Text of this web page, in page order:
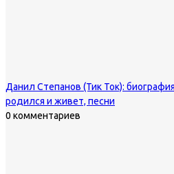
Данил Степанов (Тик Ток):
родился и живет, песни
0 комментариев